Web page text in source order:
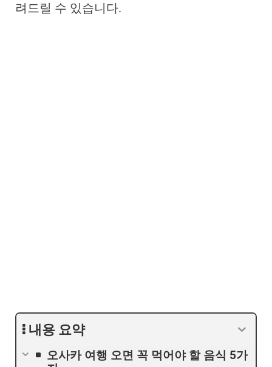
려드릴 수 있습니다.
내용 요약
오사카 여행 오면 꼭 먹어야 할 음식 5가